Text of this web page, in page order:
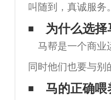
叫随到，真诚服务
运输、寺庙改造工
塔基础设施工程
为什么选择
马帮是一个商业
同时他们也要与
生存，也为了生意
马的正确喂